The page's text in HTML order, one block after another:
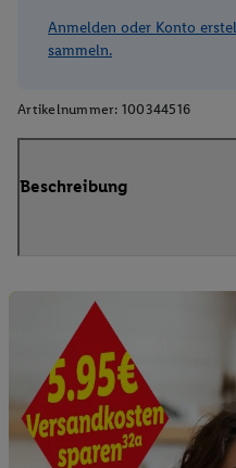
Anmelden oder Konto
sammeln.
Artikelnummer: 100344516
Beschreibung